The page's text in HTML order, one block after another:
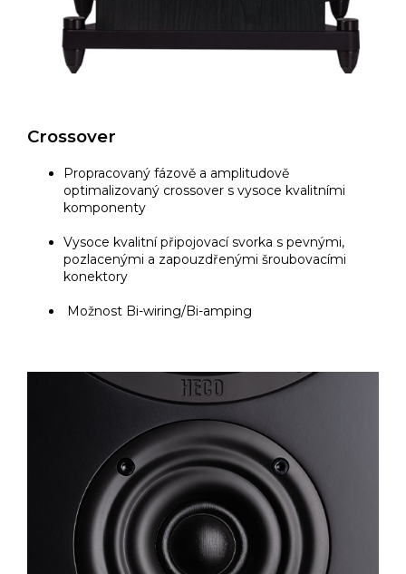
Crossover
Propracovaný fázově a amplitudově
optimalizovaný crossover s vysoce kvalitními
komponenty
Vysoce kvalitní připojovací svorka s pevnými,
pozlacenými a zapouzdřenými šroubovacími
konektory
Možnost Bi-wiring/Bi-amping